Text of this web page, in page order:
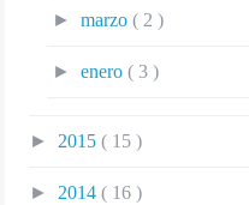
►marzo( 2 )
►enero( 3 )
► 2015 ( 15 )
► 2014 ( 16 )